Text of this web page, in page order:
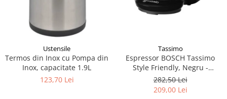
Ustensile
Termos din Inox cu Pompa din
Inox, capacitate 1.9L
123,70 Lei
Tassimo
Espressor BOSCH Tassimo
Style Friendly, Negru -
Compatibil cu Paduri Tassimo
282,50 Lei
209,00 Lei